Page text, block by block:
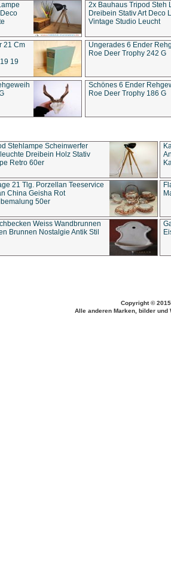
2x Bauhaus Tripod Steh
Dreibein Stativ Art Deco
Vintage Studio Leucht
21 Cm
19
Ungerades 6 Ender
Roe Deer Trophy 242 G
Schönes 6 Ender
Roe Deer Trophy 186 G
Stehlampe Scheinwerfer
Dreibein Holz Stativ
Retro 60er
21 Tlg. Porzellan Teeservice
China Geisha Rot
50er
Weiss Wandbrunnen
Brunnen Nostalgie Antik Stil
Copyright ©
Alle anderen Marken, bilder und